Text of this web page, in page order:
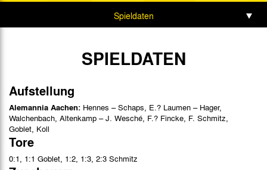
Spieldaten
SPIELDATEN
Aufstellung
Alemannia Aachen: Hennes – Schaps, E.? Laumen – Hager,
Walchenbach, Altenkamp – J. Wesché, F.? Fincke, F. Schmitz,
Goblet, Koll
Tore
0:1, 1:1 Goblet, 1:2, 1:3, 2:3 Schmitz